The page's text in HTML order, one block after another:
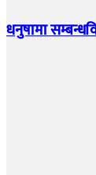
धनुषामा